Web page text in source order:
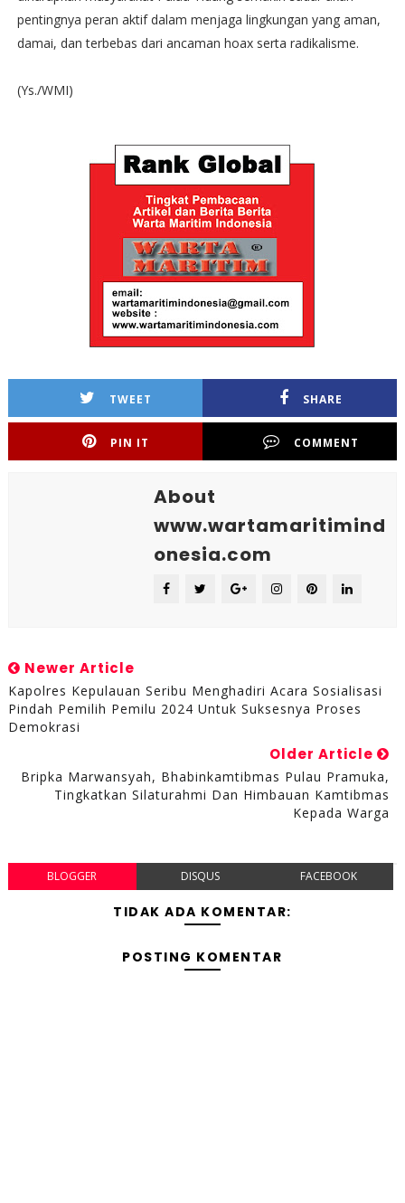
pentingnya peran aktif dalam menjaga lingkungan yang aman,
damai, dan terbebas dari ancaman hoax serta radikalisme.
(Ys./WMI)
TWEET SHARE
PIN IT COMMENT
About
www.wartamaritimind
onesia.com
Newer Article
Kapolres Kepulauan Seribu Menghadiri Acara Sosialisasi
Pindah Pemilih Pemilu 2024 Untuk Suksesnya Proses
Demokrasi
Older Article
Bripka Marwansyah, Bhabinkamtibmas Pulau Pramuka,
Tingkatkan Silaturahmi Dan Himbauan Kamtibmas
Kepada Warga
BLOGGER DISQUS FACEBOOK
TIDAK ADA KOMENTAR:
POSTING KOMENTAR